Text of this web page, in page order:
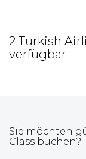
2 Turkish
verfügbar
Sie möchten
Class buchen?